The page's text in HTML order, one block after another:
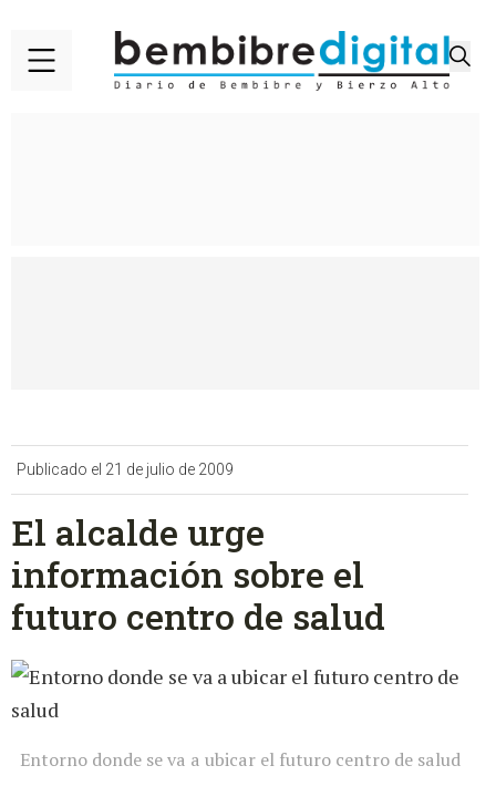
Publicado el 21 de julio de 2009
El alcalde urge
información sobre el
futuro centro de salud
Entorno donde se va a ubicar el futuro centro de salud